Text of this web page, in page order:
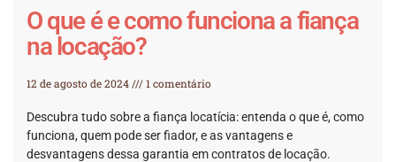
O que é e como funciona a fiança
na locação?
12 de agosto de 2024 1 comentário
Descubra tudo sobre a fiança locatícia: entenda o que é, como
funciona, quem pode ser fiador, e as vantagens e
desvantagens dessa garantia em contratos de locação.